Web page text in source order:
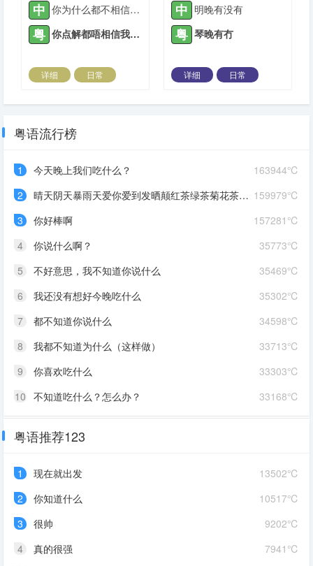
中 你为什么都不相信我说的话嘞
粤 你点解都唔相信我讲嘅话嘞
详细
日常
中 明晚有没有
粤 琴晚有冇
详细
日常
粤语流行榜
163944℃
1
今天晚上我们吃什么？
159979℃
2
晴天阴天暴雨天爱你爱到发晒颠红茶绿茶菊花茶爱你爱到蒙查查
157281℃
3
你好棒啊
35773℃
4
你说什么啊？
35469℃
5
不好意思，我不知道你说什么
35302℃
6
我还没有想好今晚吃什么
34598℃
7
都不知道你说什么
33713℃
8
我都不知道为什么（这样做）
33303℃
9
你喜欢吃什么
33168℃
10 不知道吃什么？怎么办？
粤语推荐123
13502℃
1
现在就出发
10517℃
2
你知道什么
9202℃
3
很帅
7941℃
4
真的很强